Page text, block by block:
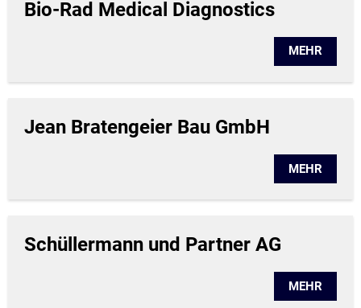
Bio-Rad Medical Diagnostics
MEHR
Jean Bratengeier Bau GmbH
MEHR
Schüllermann und Partner AG
MEHR